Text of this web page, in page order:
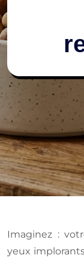
Imaginez :
yeux